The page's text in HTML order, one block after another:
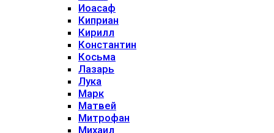
Иоасаф
Киприан
Кирилл
Константин
Косьма
Лазарь
Лука
Марк
Матвей
Митрофан
Михаил